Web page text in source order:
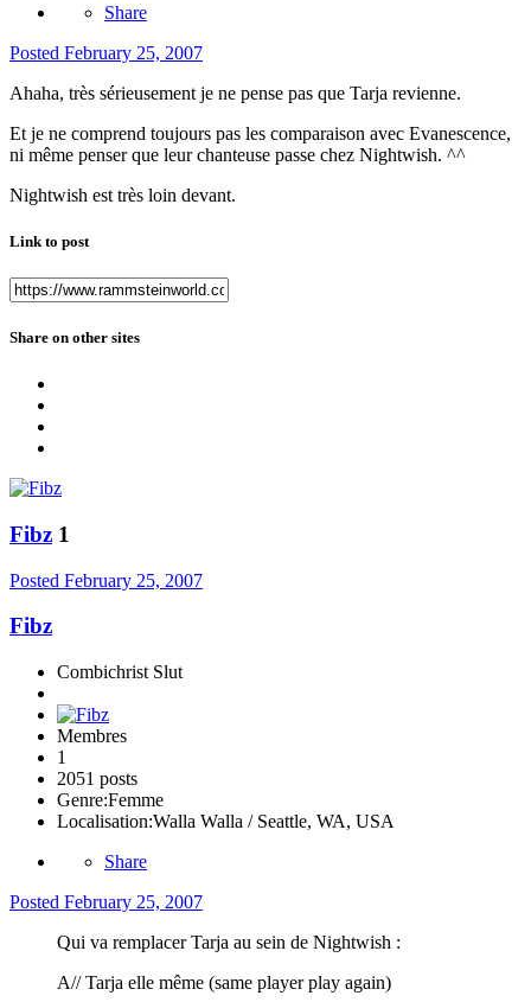
Share
Posted February 25, 2007
Ahaha, très sérieusement je ne pense pas que Tarja revienne.
Et je ne comprend toujours pas les comparaison avec Evanescence,
ni même penser que leur chanteuse passe chez Nightwish. ^^
Nightwish est très loin devant.
Link to post
Share on other sites
Fibz 1
Posted February 25, 2007
Fibz
Combichrist Slut
Membres
1
2051 posts
Genre:Femme
Localisation:Walla Walla / Seattle, WA, USA
Share
Posted February 25, 2007
Qui va remplacer Tarja au sein de Nightwish :
A// Tarja elle même (same player play again)